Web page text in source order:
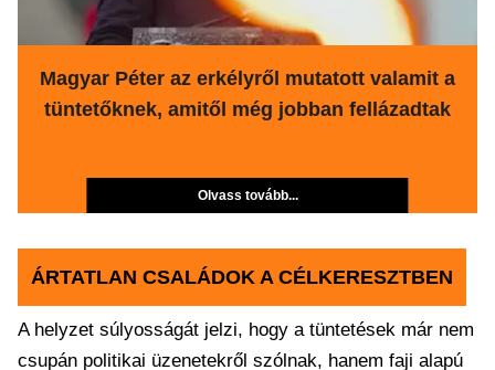
Magyar Péter az erkélyről mutatott valamit a
tüntetőknek, amitől még jobban fellázadtak
Olvass tovább...
ÁRTATLAN CSALÁDOK A CÉLKERESZTBEN
A helyzet súlyosságát jelzi, hogy a tüntetések már nem
csupán politikai üzenetekről szólnak, hanem faji alapú